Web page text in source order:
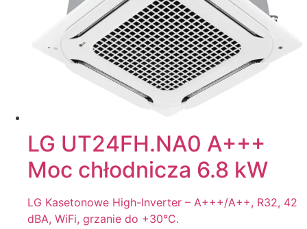
LG UT24FH.NA0 A+++
Moc chłodnicza 6.8 kW
LG Kasetonowe High-Inverter – A+++/A++, R32, 42
dBA, WiFi, grzanie do +30°C.